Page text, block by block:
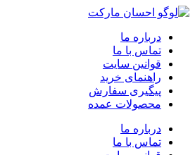
درباره ما
تماس با ما
قوانین سایت
راهنمای خرید
پیگیری سفارش
محصولات عمده
درباره ما
تماس با ما